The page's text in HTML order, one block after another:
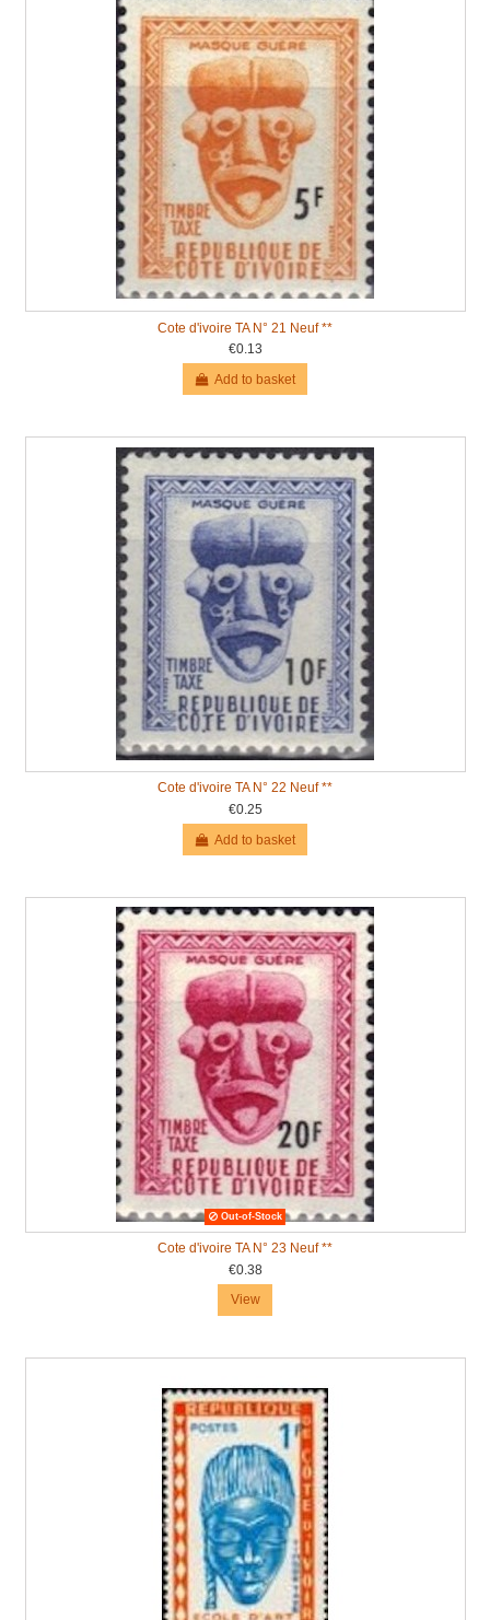
Cote d'ivoire TA N° 21 Neuf **
€0.13
Add to basket
Cote d'ivoire TA N° 22 Neuf **
€0.25
Add to basket
Out-of-Stock
Cote d'ivoire TA N° 23 Neuf **
€0.38
View